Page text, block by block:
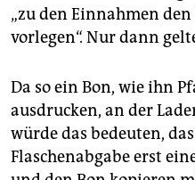
„zu den Einnahmen
vorlegen“. Nur dann
Da so ein Bon, wie ihn
ausdrucken, an der
würde das bedeuten,
Flaschenabgabe erst